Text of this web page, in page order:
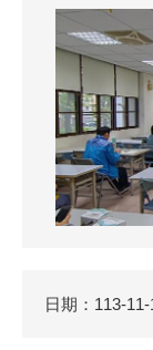
日期：113-11-